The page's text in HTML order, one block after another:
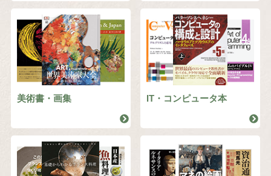
美術書・画集 IT・コンピュータ本